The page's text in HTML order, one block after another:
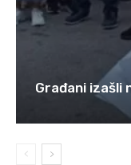
Građani izašli